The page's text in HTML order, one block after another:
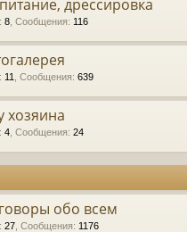
дрессировка
: 8 Сообщения: 116
: 11 Сообщения: 639
хозяина
: 4 Сообщения: 24
обо всем
: 27 Сообщения: 1176